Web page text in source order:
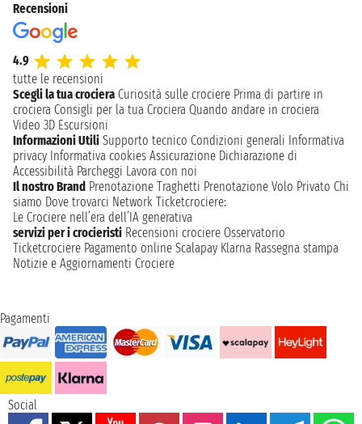
Recensioni
4.9
tutte le recensioni
Scegli la tua crociera Curiosità sulle crociere Prima di partire in
crociera Consigli per la tua Crociera Quando andare in crociera
Video 3D Escursioni
Informazioni Utili Supporto tecnico Condizioni generali Informativa
privacy Informativa cookies Assicurazione Dichiarazione di
Accessibilità Parcheggi Lavora con noi
Il nostro Brand Prenotazione Traghetti Prenotazione Volo Privato Chi
siamo Dove trovarci Network Ticketcrociere:
Le Crociere nell’era dell’IA generativa
servizi per i crocieristi Recensioni crociere Osservatorio
Ticketcrociere Pagamento online Scalapay Klarna Rassegna stampa
Notizie e Aggiornamenti Crociere
Pagamenti
Social